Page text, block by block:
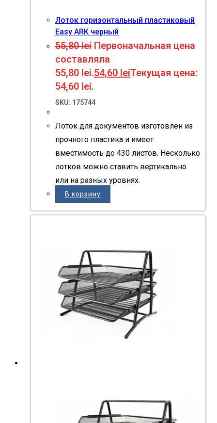
Лоток горизонтальный пластиковый
Easy ARK черный
55,80lei Первоначальная цена
составляла
55,80 lei.54,60 leiТекущая цена:
54,60 lei.
SKU: 175744
Лоток для документов изготовлен из
прочного пластика и имеет
вместимость до 430 листов. Несколько
лотков можно ставить вертикально
или на разных уровнях.
В корзину